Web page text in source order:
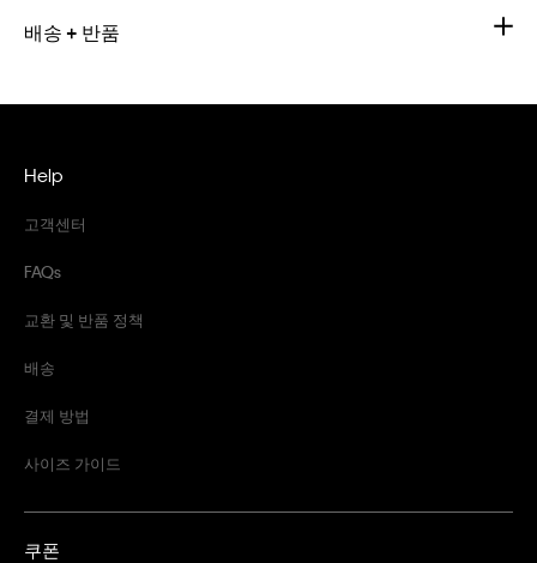
배송 + 반품
Help
고객센터
FAQs
교환 및 반품 정책
배송
결제 방법
사이즈 가이드
쿠폰